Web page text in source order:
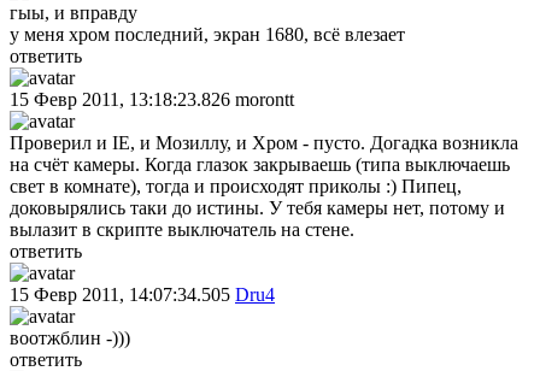
гыы, и вправду
у меня хром последний, экран 1680, всё влезает
ответить
15 Февр 2011, 13:18:23.826 morontt
Проверил и IE, и Мозиллу, и Хром - пусто. Догадка возникла
на счёт камеры. Когда глазок закрываешь (типа выключаешь
свет в комнате), тогда и происходят приколы :) Пипец,
доковырялись таки до истины. У тебя камеры нет, потому и
вылазит в скрипте выключатель на стене.
ответить
15 Февр 2011, 14:07:34.505 Dru4
воотжблин -)))
ответить